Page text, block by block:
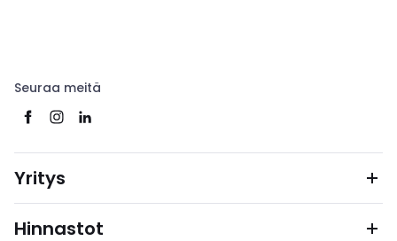
Seuraa meitä
Yritys
Hinnastot